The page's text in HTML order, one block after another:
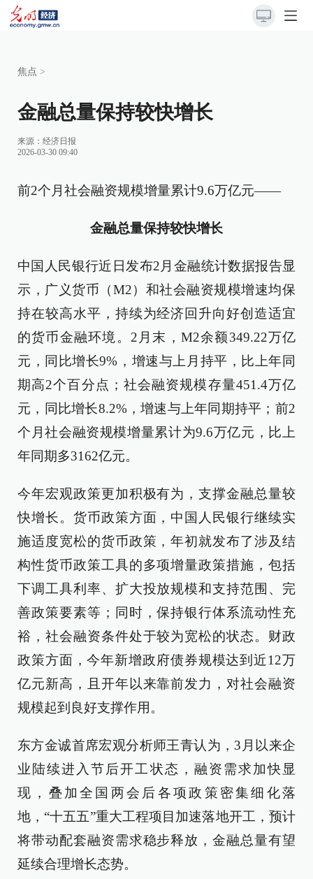
焦点 >
金融总量保持较快增长
来源： 经济日报
2026-03-30 09:40
前2个月社会融资规模增量累计9.6万亿元——
金融总量保持较快增长
中国人民银行近日发布2月金融统计数据报告显
示，广义货币（M2）和社会融资规模增速均保
持在较高水平，持续为经济回升向好创造适宜
的货币金融环境。2月末，M2余额349.22万亿
元，同比增长9%，增速与上月持平，比上年同
期高2个百分点；社会融资规模存量451.4万亿
元，同比增长8.2%，增速与上年同期持平；前2
个月社会融资规模增量累计为9.6万亿元，比上
年同期多3162亿元。
今年宏观政策更加积极有为，支撑金融总量较
快增长。货币政策方面，中国人民银行继续实
施适度宽松的货币政策，年初就发布了涉及结
构性货币政策工具的多项增量政策措施，包括
下调工具利率、扩大投放规模和支持范围、完
善政策要素等；同时，保持银行体系流动性充
裕，社会融资条件处于较为宽松的状态。财政
政策方面，今年新增政府债券规模达到近12万
亿元新高，且开年以来靠前发力，对社会融资
规模起到良好支撑作用。
东方金诚首席宏观分析师王青认为，3月以来企
业陆续进入节后开工状态，融资需求加快显
现，叠加全国两会后各项政策密集细化落
地，“十五五”重大工程项目加速落地开工，预计
将带动配套融资需求稳步释放，金融总量有望
延续合理增长态势。